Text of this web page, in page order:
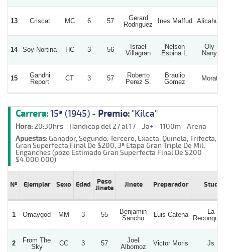
13 Criscat MC 6 57
Gerard
Rodriguez
Ines Maffud Alicahue
14 Soy Nortina HC 3 56
Israel
Villagran
Nelson
Espina L.
Oly
Nany
15
Gandhi
Report
CT 3 57
Roberto
Perez S.
Braulio
Gomez
Morat
Carrera:15ª (1945) - Premio: "Kilca"
Hora:20:30hrs - Handicap del 27 al 17 - 3a+ - 1100m - Arena
Apuestas:Ganador, Segundo, Tercero, Exacta, Quinela, Trifecta,
Gran Superfecta Final De $200, 3ª Etapa Gran Triple De Mil,
Enganches (pozo Estimado Gran Superfecta Final De $200
$4.000.000)
Nº Ejemplar Sexo Edad
Peso
Jinete
Jinete Preparador Stud
1 Omaygod MM 3 55
Benjamin
Sancho
Luis Catena
La
2
From The
Sky
CC 3 57
Joel
Albornoz
Victor Moris Js